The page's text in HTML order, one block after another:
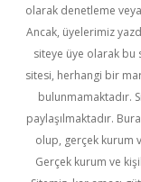
olarak denetleme
Ancak, üyelerimiz
siteye üye olarak bu
sitesi, herhangi bir
bulunmamaktadır.
paylaşılmaktadır.
olup, gerçek kurum
Gerçek kurum ve